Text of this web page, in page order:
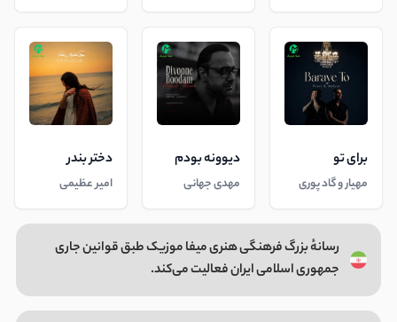
برای تو
مهیار و گاد پوری
دیوونه بودم
مهدی جهانی
دختر بندر
امیر عظیمی
رسانهٔ بزرگ فرهنگی هنری میفا موزیک طبق قوانین جاری
جمهوری اسلامی ایران فعالیت می‌کند.